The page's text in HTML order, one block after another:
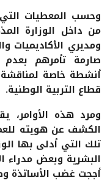
وحسب المعطيات
من داخل الوزارة
ومديري الأكاديميات
صارمة تأمرهم
أنشطة خاصة
قطاع التربية الوطنية.
ومرد هذه
الكشف عن هويته
تلك التي أدلى بها
البشرية وبعض مدراء
أججت غضب الأساتذة